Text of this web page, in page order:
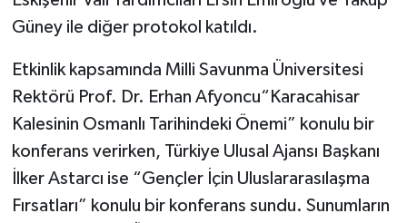
Güney ile diğer protokol katıldı.
Etkinlik kapsamında Milli Savunma Üniversitesi
Rektörü Prof. Dr. Erhan Afyoncu“Karacahisar
Kalesinin Osmanlı Tarihindeki Önemi” konulu bir
konferans verirken, Türkiye Ulusal Ajansı Başkanı
İlker Astarcı ise “Gençler İçin Uluslararasılaşma
Fırsatları” konulu bir konferans sundu. Sunumların